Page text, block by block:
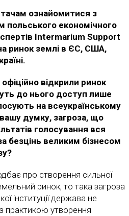
ознайомитися з
польського економічного
Intermarium Support
ринок землі в ЄС, США,
відкрили ринок
до нього доступ лише
на всеукраїнському
думку, загроза, що
голосування вся
безцінь великим бізнесом
про створення сильної
ринок, то така загроза
інституції держава не
практикою утворення